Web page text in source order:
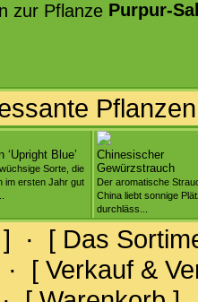
Purpur-
Pflanzen
‘Upright Blue’
Sorte, die
im ersten Jahr gut
Chinesischer
Gewürzstrauch
Der aromatische
China liebt sonnige
durchläss...
· [ Das
· [ Verkauf &